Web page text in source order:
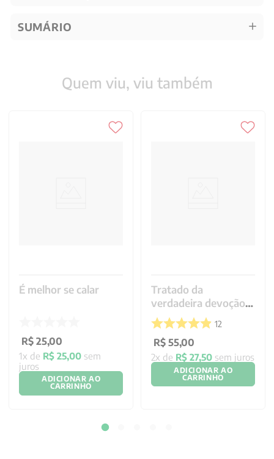
SUMÁRIO
Quem viu, viu também
É melhor se calar
R$ 25,00
1x de R$ 25,00 sem
juros
ADICIONAR AO
CARRINHO
Tratado da
verdadeira devoção à
SS. Virgem - Letra
Grande
12
R$ 55,00
2x de R$ 27,50 sem juros
ADICIONAR AO
CARRINHO